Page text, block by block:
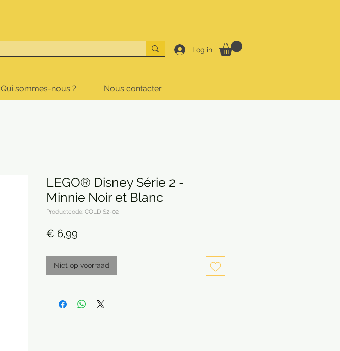
Log in
Qui sommes-nous ? Nous contacter
LEGO® Disney Série 2 -
Minnie Noir et Blanc
Productcode: COLDIS2-02
€ 6,99
Niet op voorraad